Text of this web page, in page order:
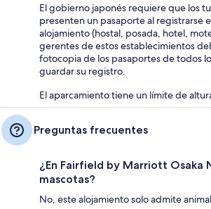
El gobierno japonés requiere que los
presenten un pasaporte al registrarse
alojamiento (hostal, posada, hotel,
gerentes de estos establecimientos
fotocopia de los pasaportes de todos
guardar su registro.
El aparcamiento tiene un límite de
Preguntas frecuentes
¿En Fairfield by Marriott Osaka
mascotas?
No, este alojamiento solo admite